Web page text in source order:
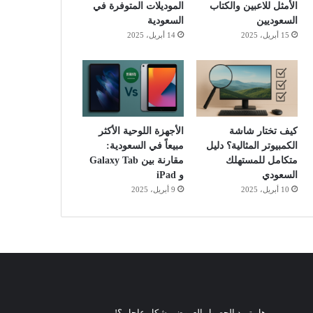
الأمثل للاعبين والكتاب
السعوديين
15 أبريل، 2025
الموديلات المتوفرة في
السعودية
14 أبريل، 2025
كيف تختار شاشة
الكمبيوتر المثالية؟ دليل
متكامل للمستهلك
السعودي
10 أبريل، 2025
الأجهزة اللوحية الأكثر
مبيعاً في السعودية:
مقارنة بين Galaxy Tab
و iPad
9 أبريل، 2025